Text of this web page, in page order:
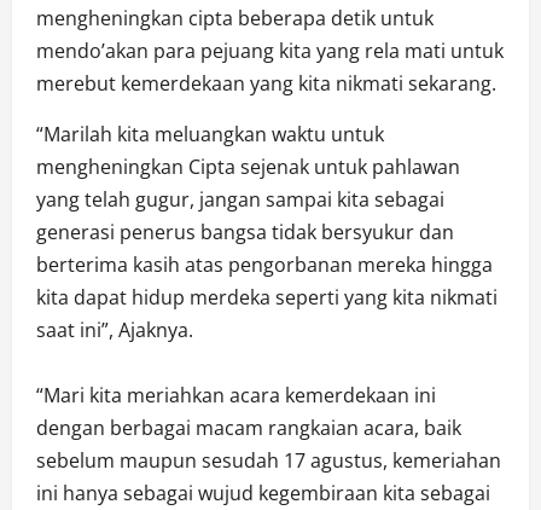
mengheningkan cipta beberapa detik untuk
mendo’akan para pejuang kita yang rela mati untuk
merebut kemerdekaan yang kita nikmati sekarang.
“Marilah kita meluangkan waktu untuk
mengheningkan Cipta sejenak untuk pahlawan
yang telah gugur, jangan sampai kita sebagai
generasi penerus bangsa tidak bersyukur dan
berterima kasih atas pengorbanan mereka hingga
kita dapat hidup merdeka seperti yang kita nikmati
saat ini”, Ajaknya.
“Mari kita meriahkan acara kemerdekaan ini
dengan berbagai macam rangkaian acara, baik
sebelum maupun sesudah 17 agustus, kemeriahan
ini hanya sebagai wujud kegembiraan kita sebagai